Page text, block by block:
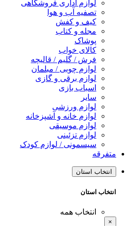
لوازم اداری فروشگاهی
تصفیه آب و هوا
کیف و کفش
مجله و کتاب
پوشاک
کالای خواب
فرش / گلیم / قالیچه
لوازم چوبی / مبلمان
لوازم برقی و گازی
اسباب بازی
سایر
لوازم ورزشی
لوازم خانه و آشپزخانه
لوازم موسیقی
لوازم تزئینی
سیسمونی / لوازم کودک
متفرقه
انتخاب استان
انتخاب استان
انتخاب همه
×